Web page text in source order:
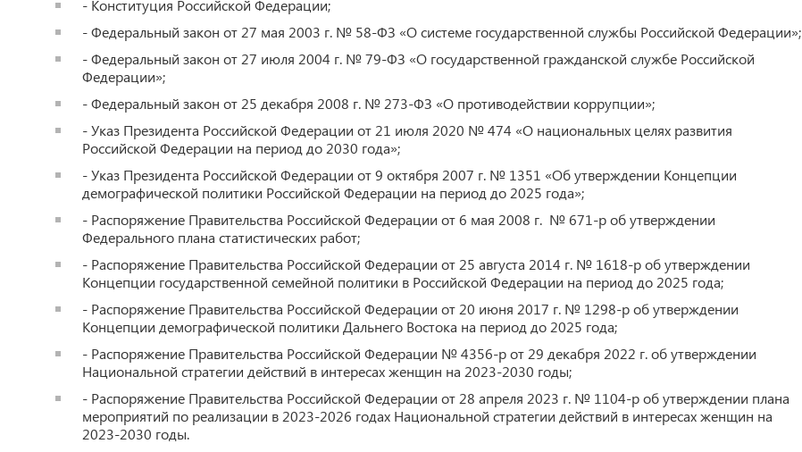
- Конституция Российской Федерации;
- Федеральный закон от 27 мая 2003 г. № 58-ФЗ «О системе государственной службы Российской Федерации»;
- Федеральный закон от 27 июля 2004 г. № 79-ФЗ «О государственной гражданской службе Российской
Федерации»;
- Федеральный закон от 25 декабря 2008 г. № 273-ФЗ «О противодействии коррупции»;
- Указ Президента Российской Федерации от 21 июля 2020 № 474 «О национальных целях развития
Российской Федерации на период до 2030 года»;
- Указ Президента Российской Федерации от 9 октября 2007 г. № 1351 «Об утверждении Концепции
демографической политики Российской Федерации на период до 2025 года»;
- Распоряжение Правительства Российской Федерации от 6 мая 2008 г. № 671-р об утверждении
Федерального плана статистических работ;
- Распоряжение Правительства Российской Федерации от 25 августа 2014 г. № 1618-р об утверждении
Концепции государственной семейной политики в Российской Федерации на период до 2025 года;
- Распоряжение Правительства Российской Федерации от 20 июня 2017 г. № 1298-р об утверждении
Концепции демографической политики Дальнего Востока на период до 2025 года;
- Распоряжение Правительства Российской Федерации № 4356-р от 29 декабря 2022 г. об утверждении
Национальной стратегии действий в интересах женщин на 2023-2030 годы;
- Распоряжение Правительства Российской Федерации от 28 апреля 2023 г. № 1104-р об утверждении плана
мероприятий по реализации в 2023-2026 годах Национальной стратегии действий в интересах женщин на
2023-2030 годы.